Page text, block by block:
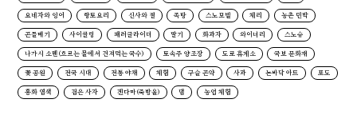
요네자와 잉어 향토요리 신사와 절 족탕 스노모빌 체리 농촌 민박
곤들매기 사이클링 패러글라이더 딸기 화과자 와이너리 스노슈
나가시 소멘(흐르는 물에서 건져먹는 국수) 토속주 양조장 도로 휴게소 국보 문화재
꽃 공원 전국 시대 전통 야채 체험 구슬 곤약 사과 논바닥 아트 포도
홍화 염색 검은 사자 겐다마(죽방울) 댐 농업 체험